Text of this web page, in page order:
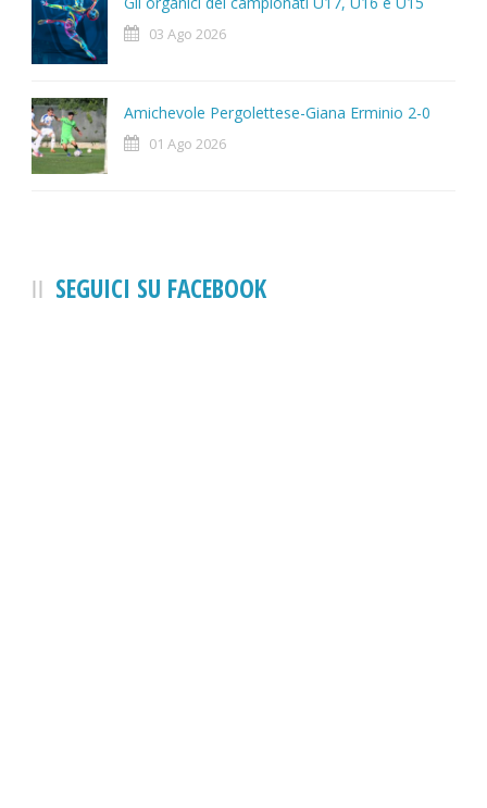
03 Ago 2026
Amichevole Pergolettese-Giana Erminio 2-0
01 Ago 2026
SEGUICI SU FACEBOOK